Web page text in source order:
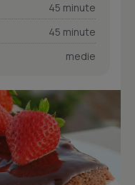
45 minute
45 minute
medie